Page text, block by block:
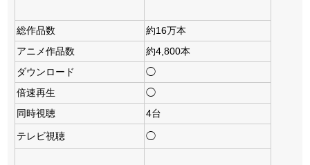
総作品数
約16万本
アニメ作品数
約4,800本
ダウンロード
◯
倍速再生
◯
同時視聴
4台
テレビ視聴 ◯